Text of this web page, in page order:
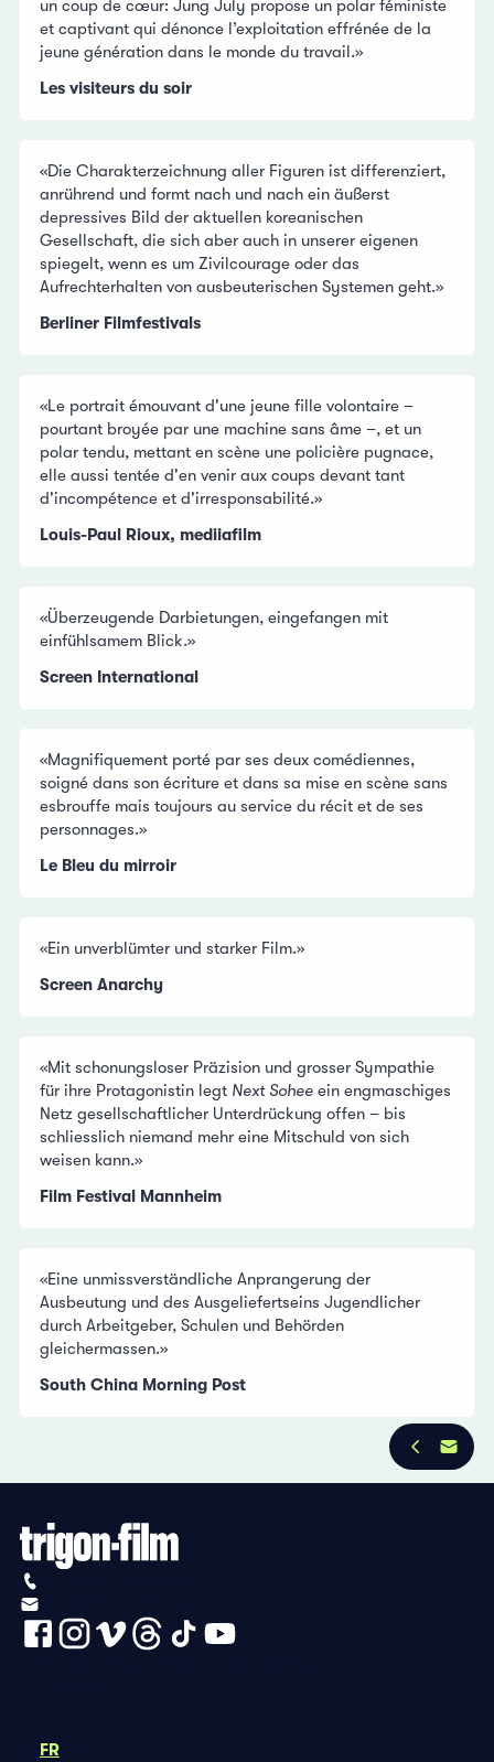
un coup de cœur: Jung July propose un polar féministe
et captivant qui dénonce l’exploitation effrénée de la
jeune génération dans le monde du travail.»
Les visiteurs du soir
«Die Charakterzeichnung aller Figuren ist differenziert,
anrührend und formt nach und nach ein äußerst
depressives Bild der aktuellen koreanischen
Gesellschaft, die sich aber auch in unserer eigenen
spiegelt, wenn es um Zivilcourage oder das
Aufrechterhalten von ausbeuterischen Systemen geht.»
Berliner Filmfestivals
«Le portrait émouvant d'une jeune fille volontaire –
pourtant broyée par une machine sans âme –, et un
polar tendu, mettant en scène une policière pugnace,
elle aussi tentée d'en venir aux coups devant tant
d'incompétence et d'irresponsabilité.»
Louis-Paul Rioux, mediiafilm
«Überzeugende Darbietungen, eingefangen mit
einfühlsamem Blick.»
Screen International
«Magnifiquement porté par ses deux comédiennes,
soigné dans son écriture et dans sa mise en scène sans
esbrouffe mais toujours au service du récit et de ses
personnages.»
Le Bleu du mirroir
«Ein unverblümter und starker Film.»
Screen Anarchy
«Mit schonungsloser Präzision und grosser Sympathie
für ihre Protagonistin legt Next Sohee ein engmaschiges
Netz gesellschaftlicher Unterdrückung offen – bis
schliesslich niemand mehr eine Mitschuld von sich
weisen kann.»
Film Festival Mannheim
«Eine unmissverständliche Anprangerung der
Ausbeutung und des Ausgeliefertseins Jugendlicher
durch Arbeitgeber, Schulen und Behörden
gleichermassen.»
South China Morning Post
FR